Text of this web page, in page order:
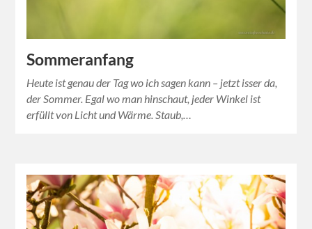
Sommeranfang
Heute ist genau der Tag wo ich sagen kann – jetzt isser da,
der Sommer. Egal wo man hinschaut, jeder Winkel ist
erfüllt von Licht und Wärme. Staub,…